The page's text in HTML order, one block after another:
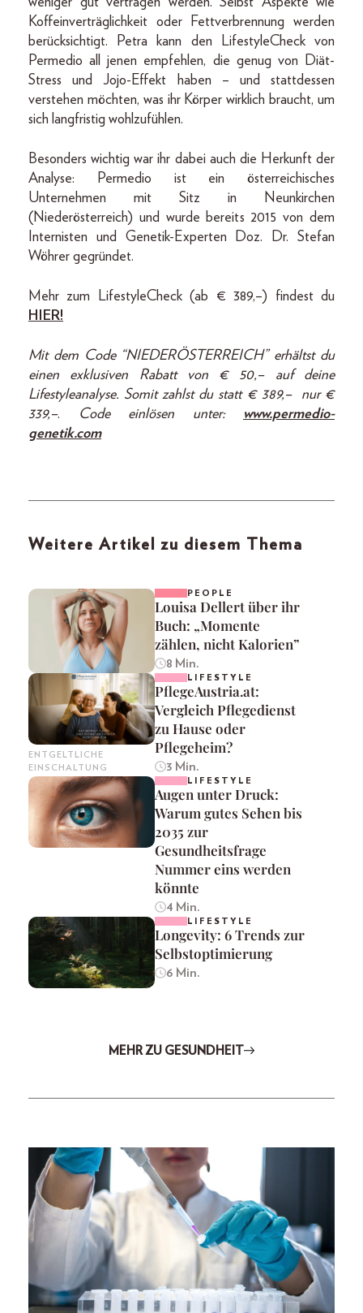
Koffeinverträglichkeit oder Fettverbrennung werden
berücksichtigt. Petra kann den LifestyleCheck von
Permedio all jenen empfehlen, die genug von Diät-
Stress und Jojo-Effekt haben – und stattdessen
verstehen möchten, was ihr Körper wirklich braucht, um
sich langfristig wohlzufühlen.
Besonders wichtig war ihr dabei auch die Herkunft der
Analyse: Permedio ist ein österreichisches
Unternehmen mit Sitz in Neunkirchen
(Niederösterreich) und wurde bereits 2015 von dem
Internisten und Genetik-Experten Doz. Dr. Stefan
Wöhrer gegründet.
Mehr zum LifestyleCheck (ab € 389,–) findest du
HIER!
Mit dem Code “NIEDERÖSTERREICH” erhältst du
einen exklusiven Rabatt von € 50,– auf deine
Lifestyleanalyse. Somit zahlst du statt € 389,– nur €
339,–. Code einlösen unter:
www.permedio-
genetik.com
Weitere Artikel zu diesem Thema
PEOPLE
Louisa Dellert über ihr
Buch: „Momente
zählen, nicht Kalorien”
8 Min.
ENTGELTLICHE
EINSCHALTUNG
LIFESTYLE
PflegeAustria.at:
Vergleich Pflegedienst
zu Hause oder
Pflegeheim?
3 Min.
LIFESTYLE
Augen unter Druck:
Warum gutes Sehen bis
2035 zur
Gesundheitsfrage
Nummer eins werden
könnte
4 Min.
LIFESTYLE
Longevity: 6 Trends zur
Selbstoptimierung
6 Min.
MEHR ZU GESUNDHEIT